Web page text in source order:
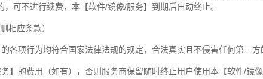
，可不进行续费，本【软件/镜像/服务】到期后自动终止。
相应条款）
各项行为均符合国家法律法规的规定，合法真实且不侵害任何第三方
】的费用（如有），否则服务商保留随时终止用户使用本【软件/镜